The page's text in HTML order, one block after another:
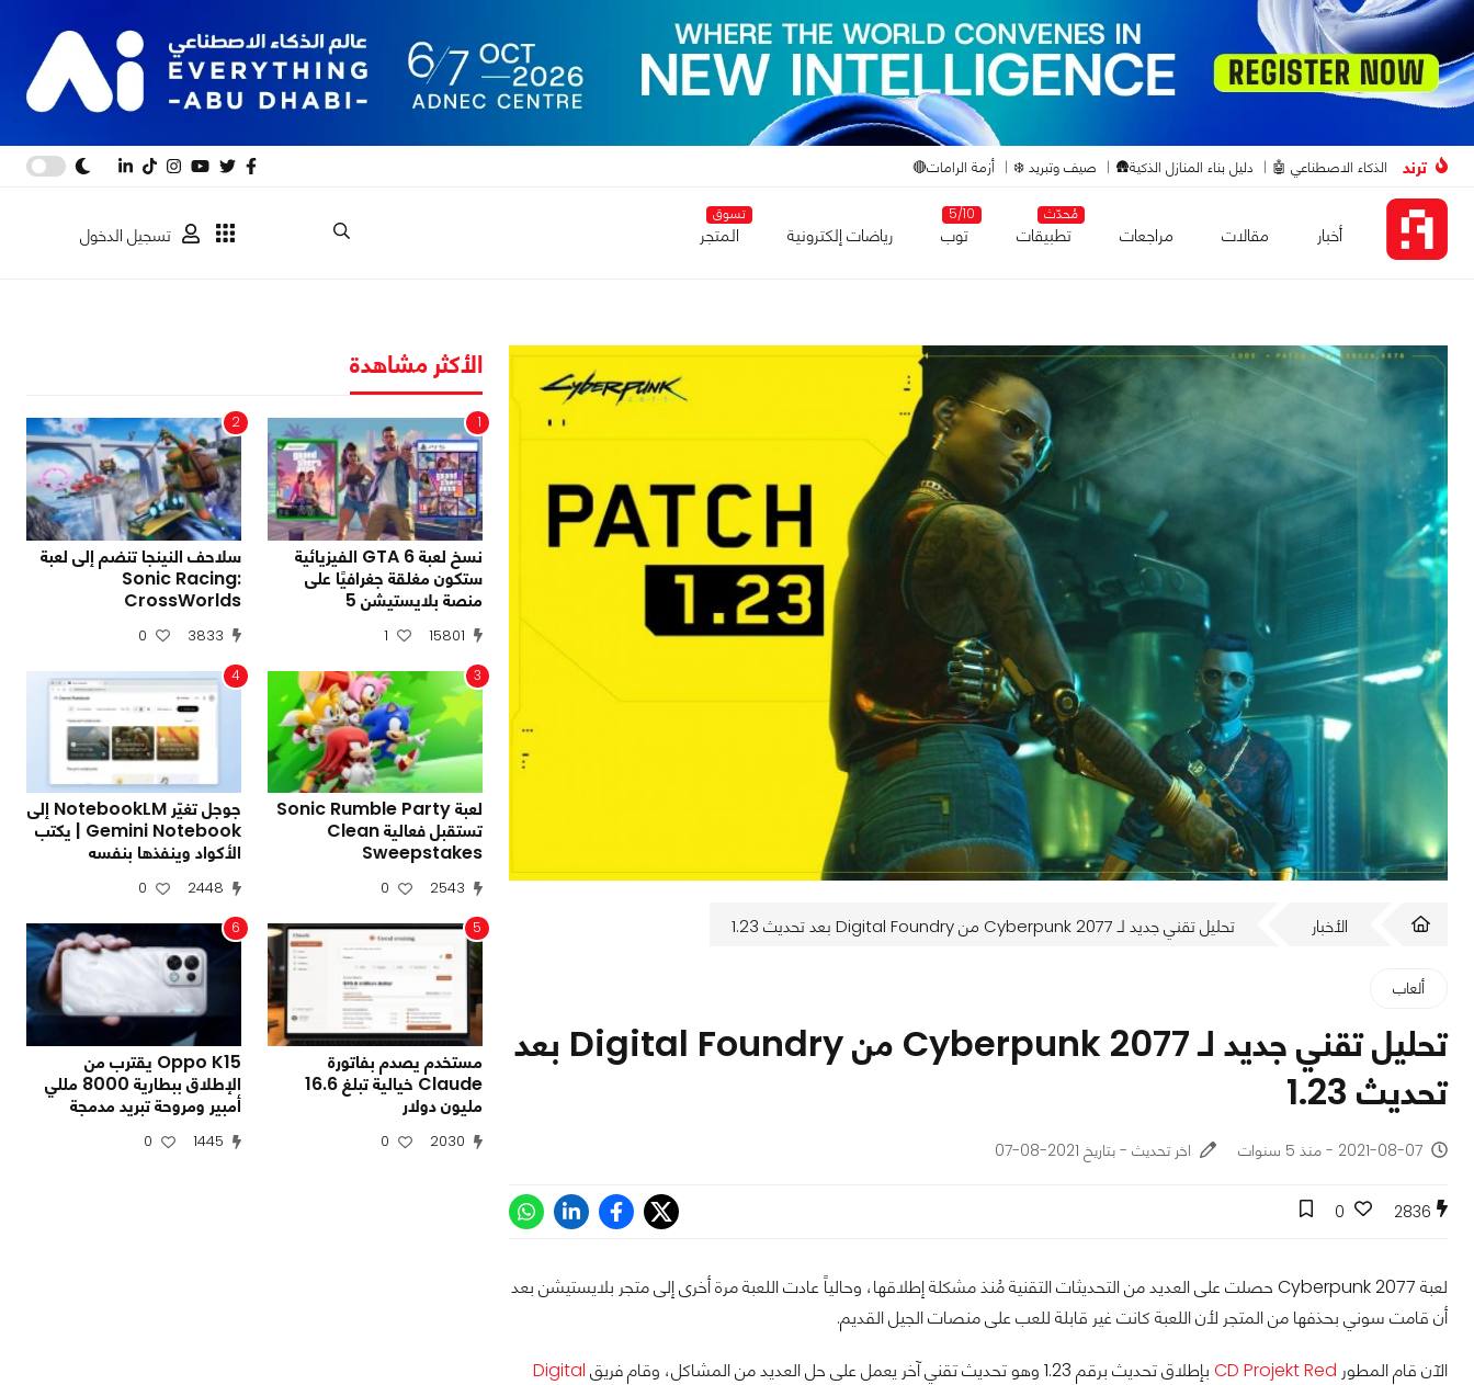
ترند الذكاء الاصطناعي 🤖 دليل بناء المنازل الذكية🛖 صيف وتبريد ❄️ أزمة الرامات🔴
أخبار مقالات مراجعات
مُحدّث
تطبيقات
5/10
توب رياضات إلكترونية
تسوق
المتجر تسجيل الدخول
الأخبار تحليل تقني جديد لـ Cyberpunk 2077 من Digital Foundry بعد تحديث 1.23
ألعاب
تحليل تقني جديد لـ Cyberpunk 2077 من Digital Foundry بعد
تحديث 1.23
2021-08-07 - منذ 5 سنوات اخر تحديث - بتاريخ 2021-08-07
2836
0
لعبة Cyberpunk 2077 حصلت على العديد من التحديثات التقنية مُنذ مشكلة إطلاقها، وحالياً عادت اللعبة مرة أخرى إلى متجر بلايستيشن بعد
أن قامت سوني بحذفها من المتجر لأن اللعبة كانت غير قابلة للعب على منصات الجيل القديم.
الآن قام المطور CD Projekt Red بإطلاق تحديث برقم 1.23 وهو تحديث تقني آخر يعمل على حل العديد من المشاكل، وقام فريق
Digital
الأكثر مشاهدة
1
نسخ لعبة GTA 6 الفيزيائية
ستكون مغلقة جغرافيًا على
منصة بلايستيشن 5
15801
1
2
سلاحف النينجا تنضم إلى لعبة
Sonic Racing:
CrossWorlds
3833
0
3
لعبة Sonic Rumble Party
تستقبل فعالية Clean
Sweepstakes
2543
0
4
جوجل تغيّر NotebookLM إلى
Gemini Notebook | يكتب
الأكواد وينفذها بنفسه
2448
0
5
مستخدم يصدم بفاتورة
Claude خيالية تبلغ 16.6
مليون دولار
2030
0
6
Oppo K15 يقترب من
الإطلاق ببطارية 8000 مللي
أمبير ومروحة تبريد مدمجة
1445
0